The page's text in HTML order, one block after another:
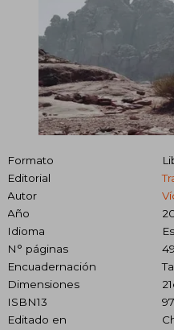
Formato
Editorial
Autor
Año
Idioma
N° páginas
Encuadernación
Dimensiones
ISBN13
Editado en